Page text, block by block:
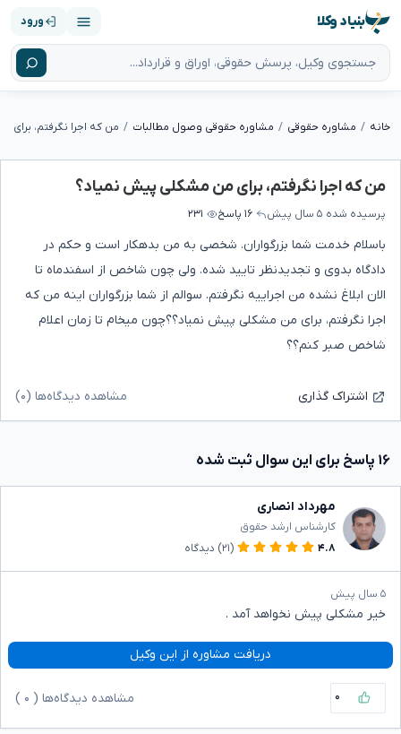
بنیاد وکلا ورود
خانه مشاوره حقوقی مشاوره حقوقی وصول مطالبات من که اجرا نگرفتم،
من که اجرا نگرفتم، برای من مشکلی پیش نمیاد؟
پرسیده شده ۵ سال پیش ۱۶ پاسخ ۲۳۱
باسلام خدمت شما بزرگواران. شخصی به من بدهکار است و حکم در
دادگاه بدوی و تجدیدنظر تایید شده. ولی چون شاخص از اسفندماه تا
الان ابلاغ نشده من اجراییه نگرفتم. سوالم از شما بزرگواران اینه من که
اجرا نگرفتم، برای من مشکلی پیش نمیاد؟؟چون میخام تا زمان اعلام
شاخص صبر کنم؟؟
اشتراک گذاری مشاهده دیدگاه‌ها (۰)
۱۶ پاسخ برای این سوال ثبت شده
مهرداد انصاری
کارشناس ارشد حقوق
۴.۸
(۲۱) دیدگاه
۵ سال پیش
خیر مشکلی پیش نخواهد آمد .
دریافت مشاوره از این وکیل
۰ مشاهده دیدگاه‌ها ( ۰